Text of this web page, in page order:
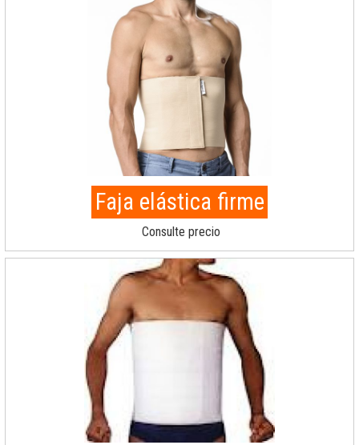
Faja elástica firme
Consulte precio